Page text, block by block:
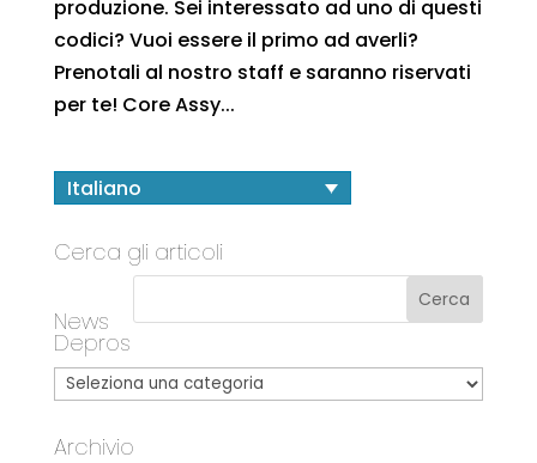
produzione. Sei interessato ad uno di questi
codici? Vuoi essere il primo ad averli?
Prenotali al nostro staff e saranno riservati
per te! Core Assy...
Italiano
Cerca gli articoli
News
Depros
Archivio